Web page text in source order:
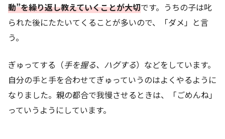
動”を繰り返し教えていくことが大切です。うちの子は叱
られた後にたたいてくることが多いので、「ダメ」と言
う。
ぎゅってする（手を握る、ハグする）などをしています。
自分の手と手を合わせてぎゅっていうのはよくやるように
なりました。親の都合で我慢させるときは、「ごめんね」
っていうようにしています。